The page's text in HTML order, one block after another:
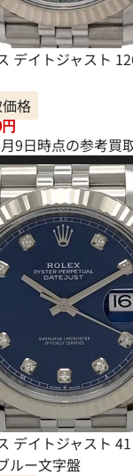
デイトジャスト
格
円
9日時点の参考買
デイトジャスト
ルー文字盤